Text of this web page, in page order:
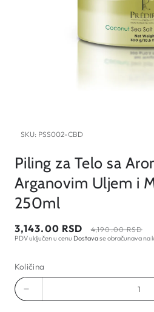
1
modal
SKU:PSS002-CBD
Piling za Telo sa
Arganovim Uljem i
250ml
Cena
na
3,143.00 RSD
Regularna
cena
4,190.00 RSD
PDV uključen u cenu Dostavase obračunava na
Količina